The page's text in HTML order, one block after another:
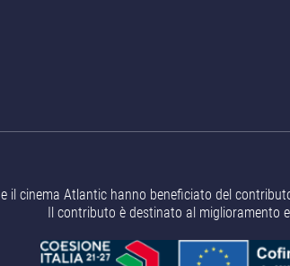
il cinema Atlantic hanno beneficiato del
Il contributo è destinato al miglioramento